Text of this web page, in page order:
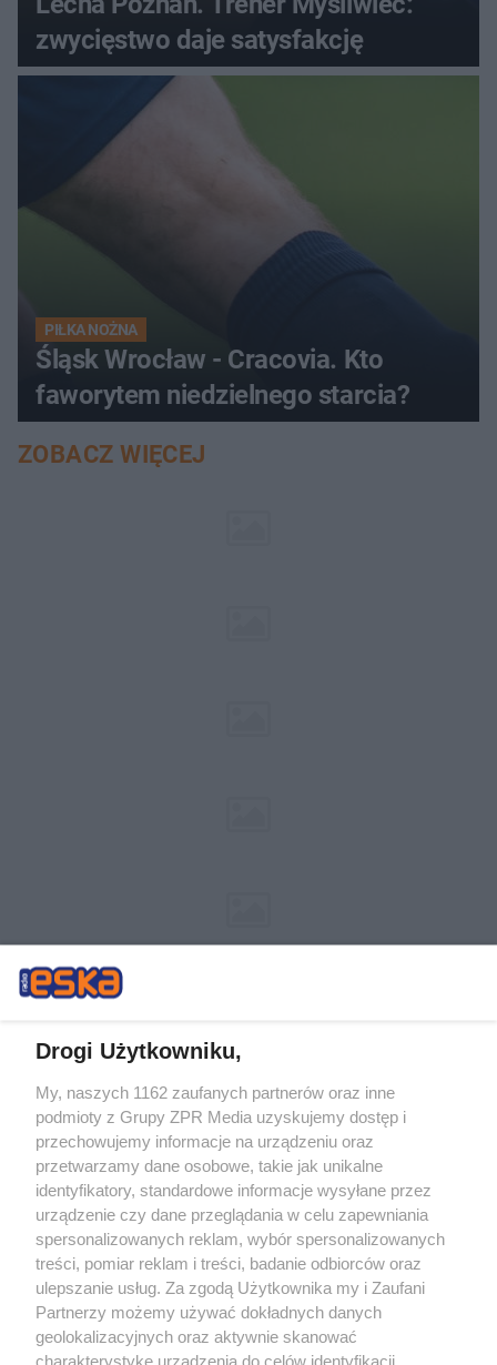
zwycięstwo daje satysfakcję
PIŁKA NOŻNA
Śląsk Wrocław - Cracovia. Kto
faworytem niedzielnego starcia?
ZOBACZ WIĘCEJ
Żaden utwór zamieszczony w serwisie nie może być powielany i
rozpowszechniany lub dalej rozpowszechniany w jakikolwiek sposób (w
tym także elektroniczny lub mechaniczny) na jakimkolwiek polu
eksploatacji w jakiejkolwiek formie, włącznie z umieszczaniem w Internecie
bez pisemnej zgody właściciela praw. Jakiekolwiek użycie lub
wykorzystanie utworów w całości lub w części z naruszeniem prawa, tzn.
bez właściwej zgody, jest zabronione pod groźbą kary i może być ścigane
prawnie.
Drogi Użytkowniku,
My, naszych 1162 zaufanych partnerów oraz inne
podmioty z Grupy ZPR Media uzyskujemy dostęp i
przechowujemy informacje na urządzeniu oraz
przetwarzamy dane osobowe, takie jak unikalne
identyfikatory, standardowe informacje wysyłane przez
urządzenie czy dane przeglądania w celu zapewniania
spersonalizowanych reklam, wybór spersonalizowanych
treści, pomiar reklam i treści, badanie odbiorców oraz
ulepszanie usług. Za zgodą Użytkownika my i Zaufani
Partnerzy możemy używać dokładnych danych
geolokalizacyjnych oraz aktywnie skanować
charakterystykę urządzenia do celów identyfikacji.